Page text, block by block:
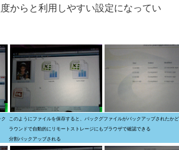
からと利用しやすい設定になってい
ク
このようにファイルを保存すると、バックグ
ラウンドで自動的にリモートストレージにも
分割バックアップされる
ファイルがバックアップされたか
ブラウザで確認できる